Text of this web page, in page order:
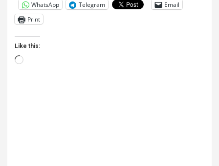
WhatsApp Telegram
Email
Print
Like this:
Loading…